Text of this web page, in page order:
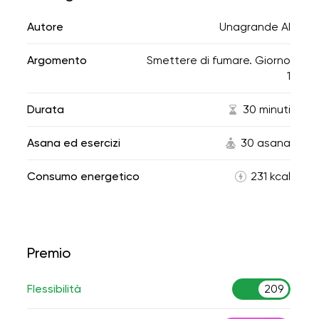
Autore Unagrande AI
Argomento
Smettere di fumare. Giorno
1
Durata 30 minuti
Asana ed esercizi 30 asana
Consumo energetico 231 kcal
Premio
Flessibilità 209